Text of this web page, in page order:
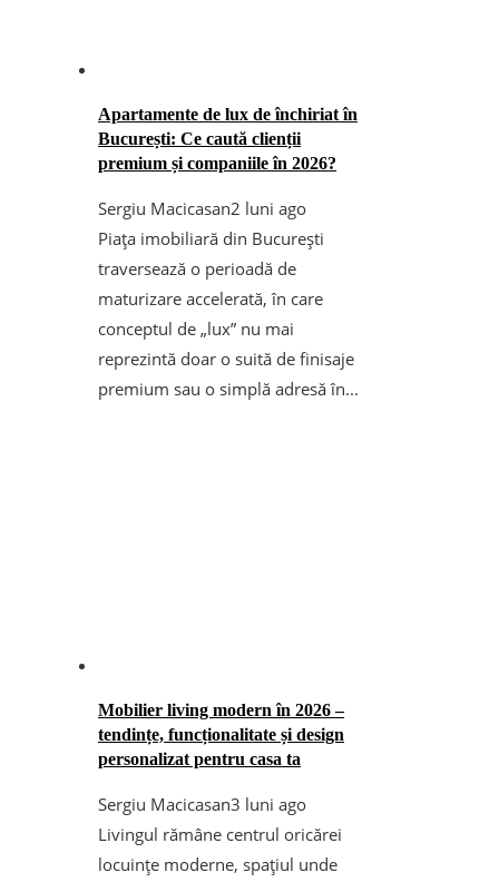
Apartamente de lux de închiriat în
București: Ce caută clienții
premium și companiile în 2026?
Sergiu Macicasan2 luni ago
Piața imobiliară din București
traversează o perioadă de
maturizare accelerată, în care
conceptul de „lux” nu mai
reprezintă doar o suită de finisaje
premium sau o simplă adresă în...
Mobilier living modern în 2026 –
tendințe, funcționalitate și design
personalizat pentru casa ta
Sergiu Macicasan3 luni ago
Livingul rămâne centrul oricărei
locuințe moderne, spațiul unde